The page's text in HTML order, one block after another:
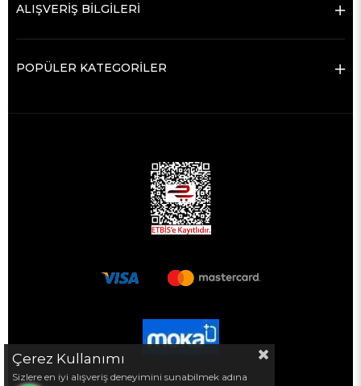
ALIŞVERİŞ BİLGİLERİ
POPÜLER KATEGORİLER
Çerez Kullanımı
Sizlere en iyi alışveriş deneyimini sunabilmek adına